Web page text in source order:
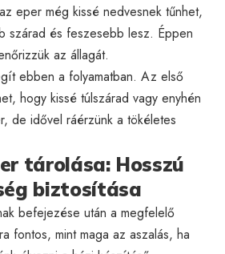
eper még kissé nedvesnek tűnhet,
szárad és feszesebb lesz. Éppen
az állagát.
ebben a folyamatban. Az első
hogy kissé túlszárad vagy enyhén
de idővel ráérzünk a tökéletes
tárolása: Hosszú
biztosítása
befejezése után a megfelelő
fontos, mint maga az aszalás, ha